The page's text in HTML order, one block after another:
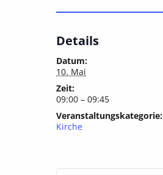
Details
Datum:
10. Mai
Zeit:
09:00 – 09:45
Veranstaltungskategorie:
Kirche